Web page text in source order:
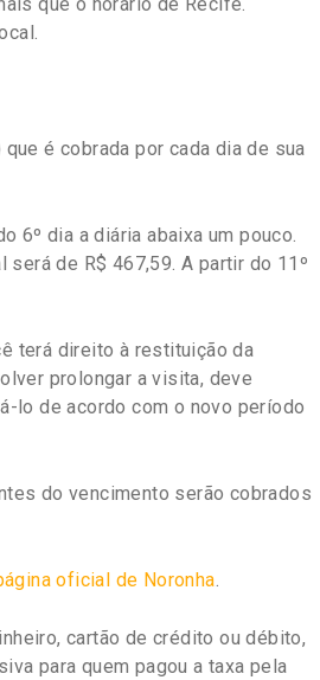
que o horário de Recife.
é cobrada por cada dia de sua
6º dia a diária abaixa um pouco.
de R$ 467,59. A partir do 11º
terá direito à restituição da
prolongar a visita, deve
lo de acordo com o novo período
do vencimento serão cobrados
oficial de Noronha.
cartão de crédito ou débito,
para quem pagou a taxa pela